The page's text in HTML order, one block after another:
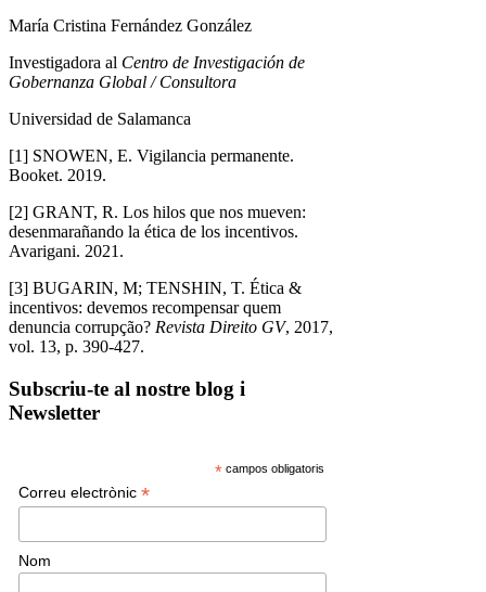
María Cristina Fernández González
Investigadora al Centro de Investigación de
Gobernanza Global / Consultora
Universidad de Salamanca
[1] SNOWEN, E. Vigilancia permanente.
Booket. 2019.
[2] GRANT, R. Los hilos que nos mueven:
desenmarañando la ética de los incentivos.
Avarigani. 2021.
[3] BUGARIN, M; TENSHIN, T. Ética &
incentivos: devemos recompensar quem
denuncia corrupção? Revista Direito GV, 2017,
vol. 13, p. 390-427.
Subscriu-te al nostre blog i
Newsletter
*campos obligatoris
Correu electrònic*
Nom